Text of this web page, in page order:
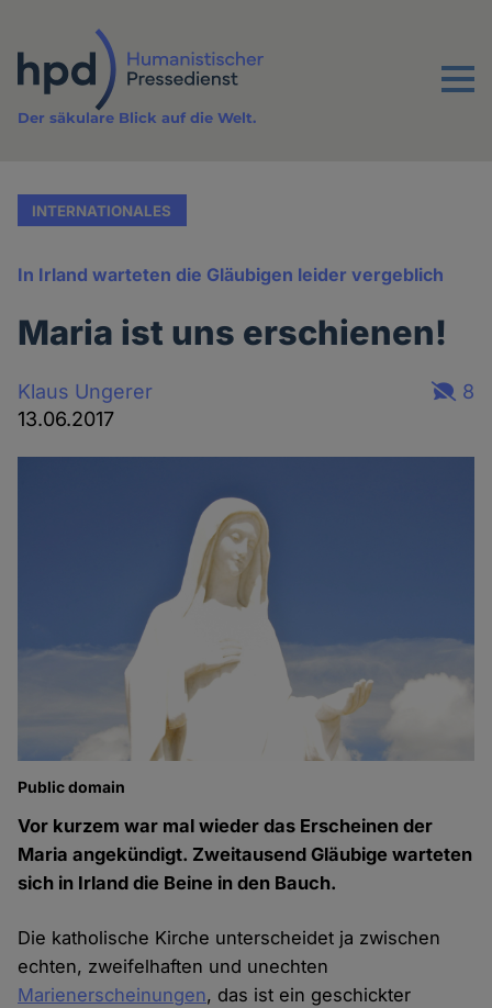
Inhalt
Menu
Der säkulare Blick auf die Welt.
INTERNATIONALES
In Irland warteten die Gläubigen leider vergeblich
Maria ist uns erschienen!
Klaus Ungerer
13.06.2017
8
Public domain
Vor kurzem war mal wieder das Erscheinen der
Maria angekündigt. Zweitausend Gläubige warteten
sich in Irland die Beine in den Bauch.
Die katholische Kirche unterscheidet ja zwischen
echten, zweifelhaften und unechten
Marienerscheinungen, das ist ein geschickter